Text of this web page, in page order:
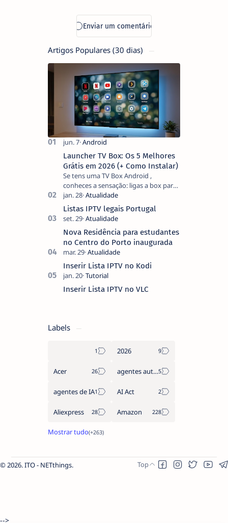
Artigos Populares (30 dias)
Launcher TV Box: Os 5 Melhores
Grátis em 2026 (+ Como Instalar)
Se tens uma TV Box Android ,
conheces a sensação: ligas a box para
ver um filme e o ecrã inicial está
coberto de sugestões que não
pediste, ban…
Listas IPTV legais Portugal
Nova Residência para estudantes
no Centro do Porto inaugurada
Inserir Lista IPTV no Kodi
Inserir Lista IPTV no VLC
Labels
2026
Acer agentes autónomos
agentes de IA AI Act
Aliexpress Amazon
2026.ITO - NETthings.
-->